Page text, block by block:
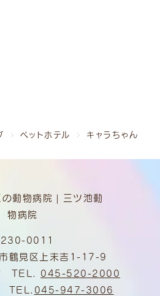
ペットホテル
キャラちゃん
230-0011
鶴見区上末吉1-17-9
TEL. 045-520-2000
TEL. 045-947-3006